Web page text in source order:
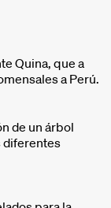
Quina, que a
a Perú.
de un árbol
diferentes